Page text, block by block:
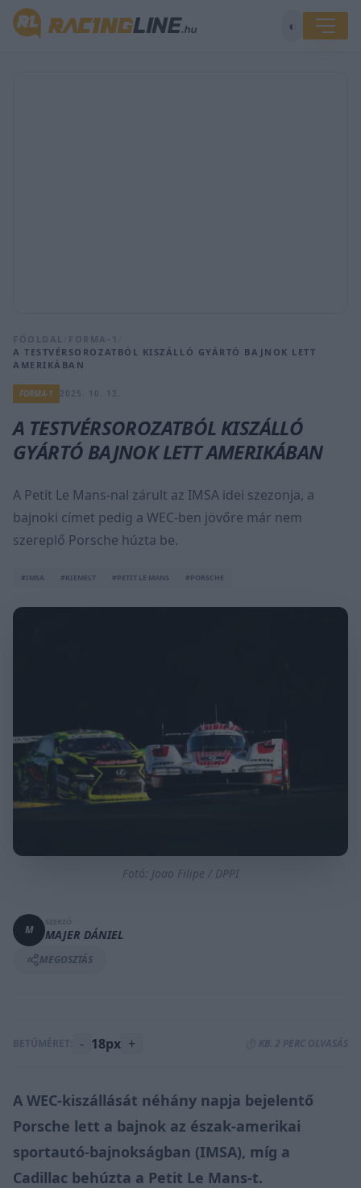
◐
FŐOLDAL FORMA-1
A TESTVÉRSOROZATBÓL KISZÁLLÓ GYÁRTÓ BAJNOK LETT
AMERIKÁBAN
FORMA-1
A TESTVÉRSOROZATBÓL KISZÁLLÓ
GYÁRTÓ BAJNOK LETT AMERIKÁBAN
A Petit Le Mans-nal zárult az IMSA idei szezonja, a
bajnoki címet pedig a WEC-ben jövőre már nem
szereplő Porsche húzta be.
#IMSA #KIEMELT #PETIT LE MANS #PORSCHE
Fotó: Joao Filipe / DPPI
M MAJER DÁNIEL
MEGOSZTÁS
BETŰMÉRET: - 18px + ⏱️ KB. 2 PERC OLVASÁS
A WEC-kiszállását néhány napja bejelentő
Porsche lett a bajnok az észak-amerikai
sportautó-bajnokságban (IMSA), míg a
Cadillac behúzta a Petit Le Mans-t.